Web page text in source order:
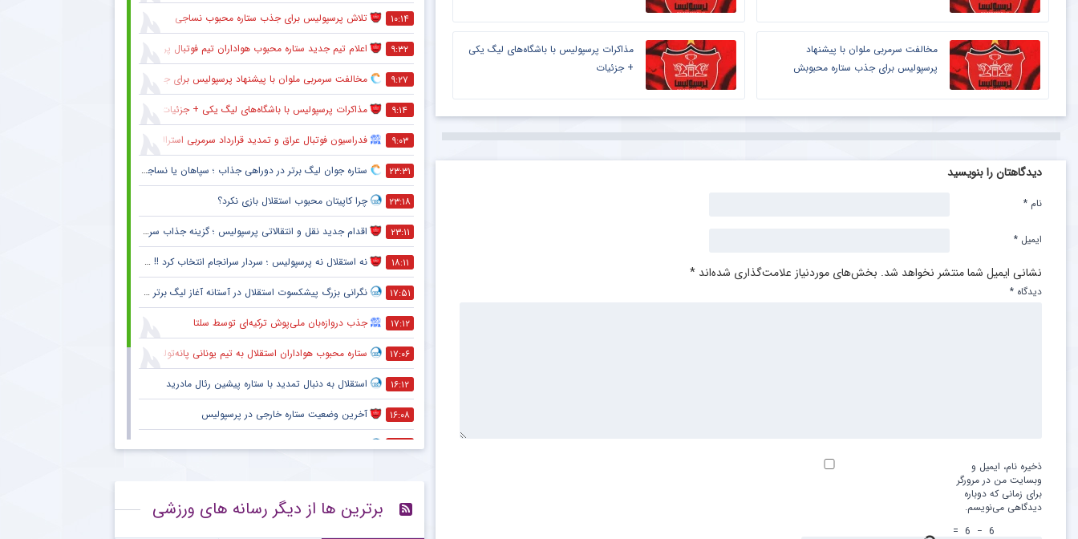
مخالفت سرمربی ملوان با پیشنهاد
پرسپولیس برای جذب ستاره محبوبش
مذاکرات پرسپولیس با باشگاه‌های لیگ یکی
+ جزئیات
دیدگاهتان را بنویسید
نشانی ایمیل شما منتشر نخواهد شد. بخش‌های موردنیاز علامت‌گذاری شده‌اند *
دیدگاه *
نام *
ایمیل *
ذخیره نام، ایمیل و
وبسایت من در مرورگر
برای زمانی که دوباره
دیدگاهی می‌نویسم.
6
−
6
=
۱۰:۱۴ تلاش پرسپولیس برای جذب ستاره محبوب نساجی
۹:۳۲ اعلام تیم جدید ستاره محبوب هواداران تیم فوتبال پرسپولیس طی ۴۸ ساعت آینده
۹:۲۷ مخالفت سرمربی ملوان با پیشنهاد پرسپولیس برای جذب ستاره محبوبش
۹:۱۴ مذاکرات پرسپولیس با باشگاه‌های لیگ یکی + جزئیات
۹:۰۳ فدراسیون فوتبال عراق و تمدید قرارداد سرمربی استرالیایی
۲۳:۳۱ ستاره جوان لیگ برتر در دوراهی جذاب ؛ سپاهان یا نساجی ؟
۲۳:۱۸ چرا کاپیتان محبوب استقلال بازی نکرد؟
۲۳:۱۱ اقدام جدید نقل و انتقالاتی پرسپولیس ؛ گزینه جذاب سرخپوش می شود؟
۱۸:۱۱ نه استقلال نه پرسپولیس ؛ سردار سرانجام انتخاب کرد !! + جزئیات
۱۷:۵۱ نگرانی بزرگ پیشکسوت استقلال در آستانه آغاز لیگ برتر + جزئیات
۱۷:۱۲ جذب دروازه‌بان ملی‌پوش ترکیه‌ای توسط سلتا
۱۷:۰۶ ستاره محبوب هواداران استقلال به تیم یونانی پانه‌تولیکوس پیوست
۱۶:۱۲ استقلال به دنبال تمدید با ستاره پیشین رئال مادرید
۱۶:۰۸ آخرین وضعیت ستاره خارجی در پرسپولیس
۱۵:۵۴
۱۴:۴۲ مدیران استقلال صدای اسطوره آبی ها را درآوردند + جزئیات
برترین ها از دیگر رسانه های ورزشی